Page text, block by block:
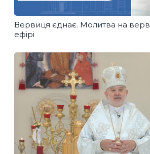
Вервиця єднає. Молитва на
ефірі